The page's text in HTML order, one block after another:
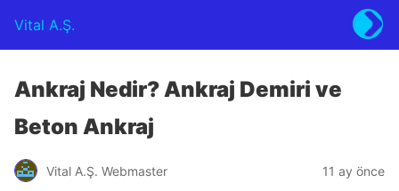
Vital A.Ş.
Ankraj Nedir? Ankraj Demiri ve
Beton Ankraj
Vital A.Ş. Webmaster 11 ay önce